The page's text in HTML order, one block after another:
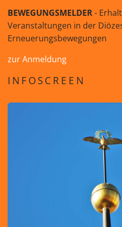
BEWEGUNGSMELDER-
Veranstaltungen in der
Erneuerungsbewegungen
zur Anmeldung
INFOSCREEN